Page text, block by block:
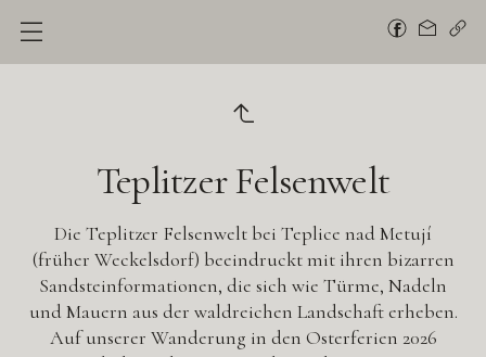
Teplitzer Felsenwelt
Die Teplitzer Felsenwelt bei Teplice nad Metují
(früher Weckelsdorf) beeindruckt mit ihren bizarren
Sandsteinformationen, die sich wie Türme, Nadeln
und Mauern aus der waldreichen Landschaft erheben.
Auf unserer Wanderung in den Osterferien 2026